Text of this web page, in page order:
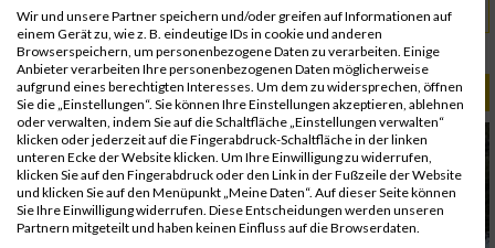
8064
Schneider
00:53:43.0
Rang:184.
ALBUM B2RUN MÜNCHEN / 15.07.2026
Wir und unsere Partner speichern und/oder greifen auf Informationen auf
einem Gerät zu, wie z. B. eindeutige IDs in cookie und anderen
Browserspeichern, um personenbezogene Daten zu verarbeiten. Einige
Anbieter verarbeiten Ihre personenbezogenen Daten möglicherweise
aufgrund eines berechtigten Interesses. Um dem zu widersprechen, öffnen
Sie die „Einstellungen“. Sie können Ihre Einstellungen akzeptieren, ablehnen
oder verwalten, indem Sie auf die Schaltfläche „Einstellungen verwalten“
klicken oder jederzeit auf die Fingerabdruck-Schaltfläche in der linken
unteren Ecke der Website klicken. Um Ihre Einwilligung zu widerrufen,
klicken Sie auf den Fingerabdruck oder den Link in der Fußzeile der Website
und klicken Sie auf den Menüpunkt „Meine Daten“. Auf dieser Seite können
Sie Ihre Einwilligung widerrufen. Diese Entscheidungen werden unseren
Partnern mitgeteilt und haben keinen Einfluss auf die Browserdaten.